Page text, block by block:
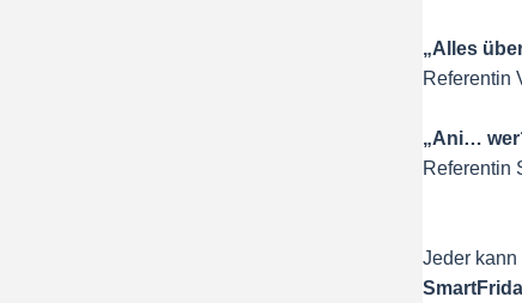
„Alles
Referentin
„Ani…
Referentin
Jeder kann